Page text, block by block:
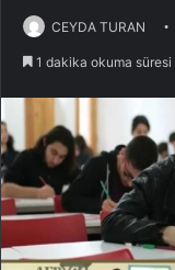
CEYDA TURAN
1 dakika okuma süresi